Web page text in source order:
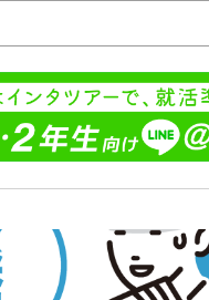
ー活動レポ
ってどうだった？
タビュー
今、就活を振り返って
ログ
研究はインタツ